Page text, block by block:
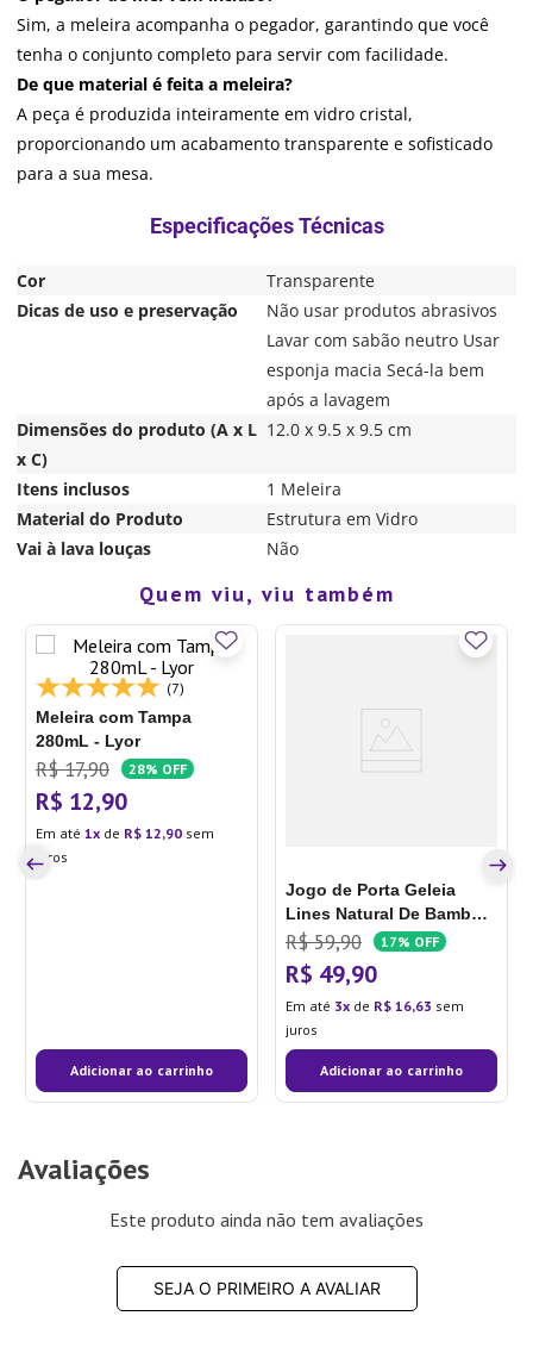
Sim, a meleira acompanha o pegador, garantindo que você
tenha o conjunto completo para servir com facilidade.
De que material é feita a meleira?
A peça é produzida inteiramente em vidro cristal,
proporcionando um acabamento transparente e sofisticado
para a sua mesa.
Cor
Transparente
Dicas de uso e preservação
Não usar produtos abrasivos
Lavar com sabão neutro Usar
esponja macia Secá-la bem
após a lavagem
Dimensões do produto (A x L
x C)
12.0 x 9.5 x 9.5 cm
Itens inclusos
1 Meleira
Material do Produto
Estrutura em Vidro
Vai à lava louças
Não
Quem viu, viu também
(7)
Meleira com Tampa
280mL - Lyor
R$ 17,90 28% OFF
R$ 12,90
Em até 1 de R$ 12,90 sem
juros
Adicionar ao carrinho
Jogo de Porta Geleia
Lines Natural De Bambu -
Wolff
R$ 59,90 17% OFF
R$ 49,90
Em até 3 de R$ 16,63 sem
juros
Adicionar ao carrinho
Avaliações
Este produto ainda não tem avaliações
SEJA O PRIMEIRO A AVALIAR